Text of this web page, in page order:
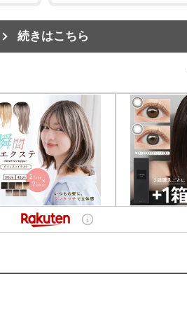
続きはこちら